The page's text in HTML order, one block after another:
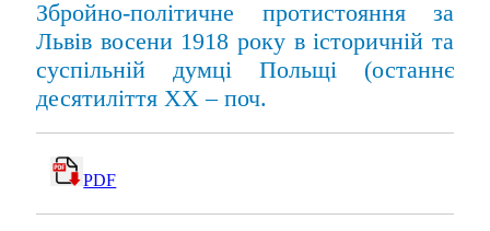
Збройно-політичне протистояння за
Львів восени 1918 року в історичній та
суспільній думці Польщі (останнє
десятиліття XX – поч.
PDF